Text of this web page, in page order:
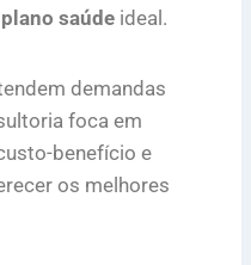
plano saúde ideal.
demandas
foca em
benefício e
os melhores